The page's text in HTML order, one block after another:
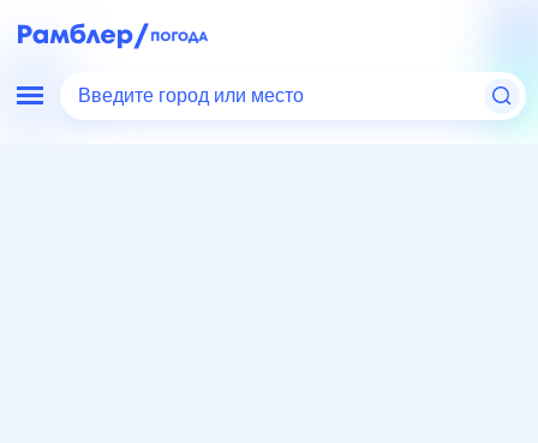
Введите город или место